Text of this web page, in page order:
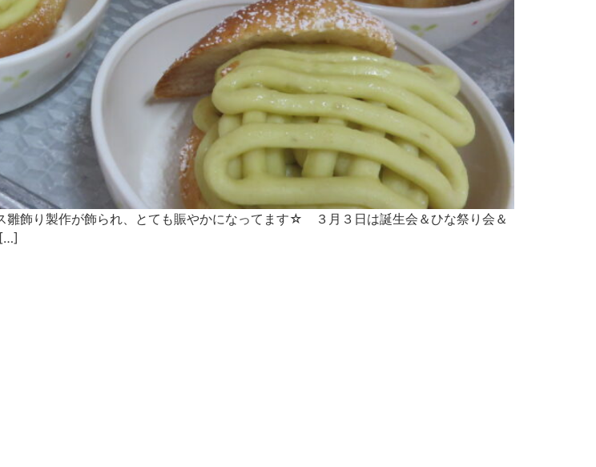
り製作が飾られ、とても賑やかになってます☆ ３月３日は誕生会＆ひな祭り会＆